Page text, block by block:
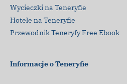
Wycieczki na Teneryfie
Hotele na Teneryfie
Przewodnik Teneryfy Free Ebook
Informacje o Teneryfie